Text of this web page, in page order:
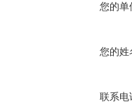
您的单
您的姓
联系电